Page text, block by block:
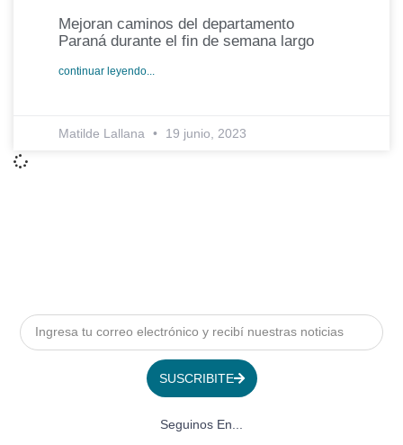
Mejoran caminos del departamento
Paraná durante el fin de semana largo
continuar leyendo...
Matilde Lallana 19 junio, 2023
SUSCRIBITE
Seguinos En...